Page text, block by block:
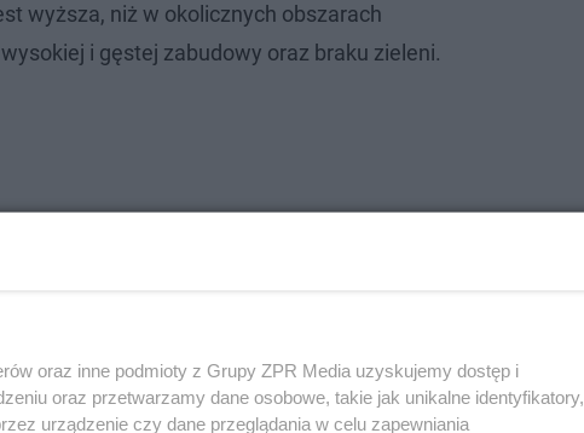
wyższa, niż w okolicznych obszarach
i gęstej zabudowy oraz braku zieleni.
oraz inne podmioty z Grupy ZPR Media uzyskujemy dostęp i
oraz przetwarzamy dane osobowe, takie jak unikalne identyfikatory,
urządzenie czy dane przeglądania w celu zapewniania